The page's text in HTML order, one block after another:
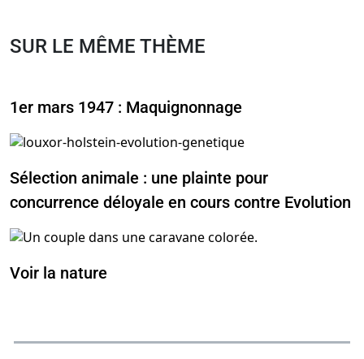
SUR LE MÊME THÈME
1er mars 1947 : Maquignonnage
Sélection animale : une plainte pour
concurrence déloyale en cours contre Evolution
Voir la nature